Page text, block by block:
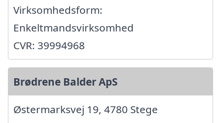
Virksomhedsform:
Enkeltmandsvirksomhed
CVR: 39994968
Brødrene Balder ApS
Østermarksvej 19, 4780 Stege